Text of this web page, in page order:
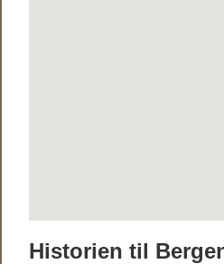
Historien til